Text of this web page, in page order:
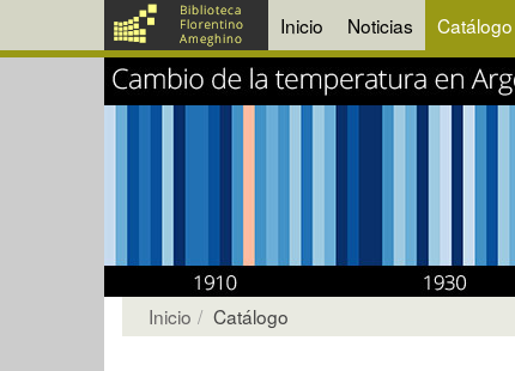
Inicio Noticias Catálogo
Inicio Catálogo